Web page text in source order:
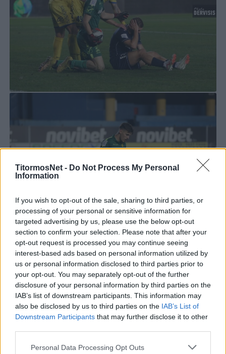
TitormosNet - Do Not Process My Personal
Information
If you wish to opt-out of the sale, sharing to third parties, or
processing of your personal or sensitive information for
targeted advertising by us, please use the below opt-out
section to confirm your selection. Please note that after your
opt-out request is processed you may continue seeing
interest-based ads based on personal information utilized by
us or personal information disclosed to third parties prior to
your opt-out. You may separately opt-out of the further
disclosure of your personal information by third parties on the
IAB’s list of downstream participants. This information may
also be disclosed by us to third parties on the IAB’s List of
Downstream Participants that may further disclose it to other
Personal Data Processing Opt Outs